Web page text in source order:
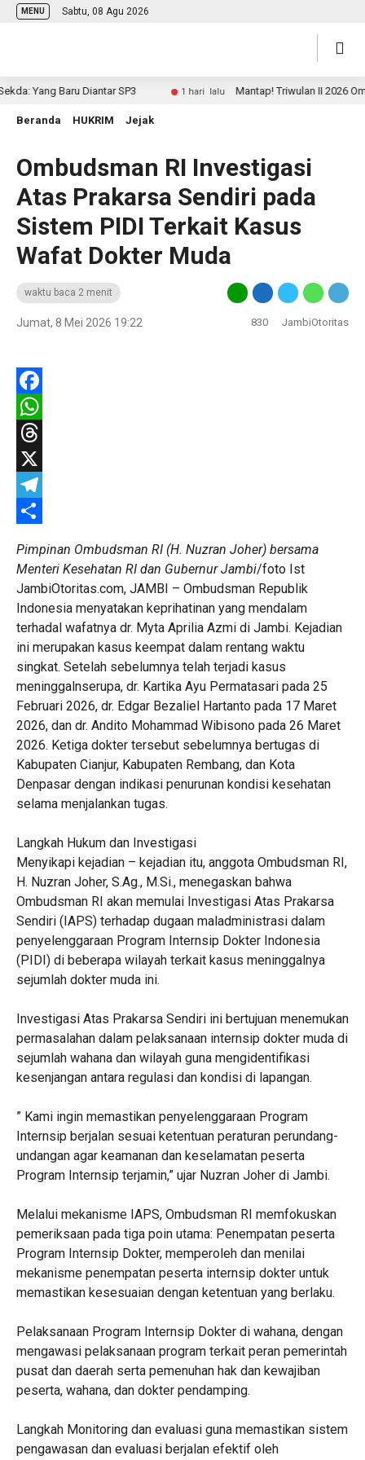
MENU Sabtu, 08 Agu 2026
Yang Baru Diantar SP3 1 hari lalu Mantap! Triwulan II 2026
Beranda HUKRIM Jejak
Ombudsman RI Investigasi
Atas Prakarsa Sendiri pada
Sistem PIDI Terkait Kasus
Wafat Dokter Muda
waktu baca 2 menit
Jumat, 8 Mei 2026 19:22 830 JambiOtoritas
Facebook
WhatsApp
Threads
X
Telegram
Pimpinan Ombudsman RI (H. Nuzran Joher) bersama
Menteri Kesehatan RI dan Gubernur Jambi/foto Ist
JambiOtoritas.com, JAMBI – Ombudsman Republik
Indonesia menyatakan keprihatinan yang mendalam
terhadal wafatnya dr. Myta Aprilia Azmi di Jambi. Kejadian
ini merupakan kasus keempat dalam rentang waktu
singkat. Setelah sebelumnya telah terjadi kasus
meninggalnserupa, dr. Kartika Ayu Permatasari pada 25
Februari 2026, dr. Edgar Bezaliel Hartanto pada 17 Maret
2026, dan dr. Andito Mohammad Wibisono pada 26 Maret
2026. Ketiga dokter tersebut sebelumnya bertugas di
Kabupaten Cianjur, Kabupaten Rembang, dan Kota
Denpasar dengan indikasi penurunan kondisi kesehatan
selama menjalankan tugas.
Langkah Hukum dan Investigasi
Menyikapi kejadian – kejadian itu, anggota Ombudsman RI,
H. Nuzran Joher, S.Ag., M.Si., menegaskan bahwa
Ombudsman RI akan memulai Investigasi Atas Prakarsa
Sendiri (IAPS) terhadap dugaan maladministrasi dalam
penyelenggaraan Program Internsip Dokter Indonesia
(PIDI) di beberapa wilayah terkait kasus meninggalnya
sejumlah dokter muda ini.
Investigasi Atas Prakarsa Sendiri ini bertujuan menemukan
permasalahan dalam pelaksanaan internsip dokter muda di
sejumlah wahana dan wilayah guna mengidentifikasi
kesenjangan antara regulasi dan kondisi di lapangan.
” Kami ingin memastikan penyelenggaraan Program
Internsip berjalan sesuai ketentuan peraturan perundang-
undangan agar keamanan dan keselamatan peserta
Program Internsip terjamin,” ujar Nuzran Joher di Jambi.
Melalui mekanisme IAPS, Ombudsman RI memfokuskan
pemeriksaan pada tiga poin utama: Penempatan peserta
Program Internsip Dokter, memperoleh dan menilai
mekanisme penempatan peserta internsip dokter untuk
memastikan kesesuaian dengan ketentuan yang berlaku.
Pelaksanaan Program Internsip Dokter di wahana, dengan
mengawasi pelaksanaan program terkait peran pemerintah
pusat dan daerah serta pemenuhan hak dan kewajiban
peserta, wahana, dan dokter pendamping.
Langkah Monitoring dan evaluasi guna memastikan sistem
pengawasan dan evaluasi berjalan efektif oleh